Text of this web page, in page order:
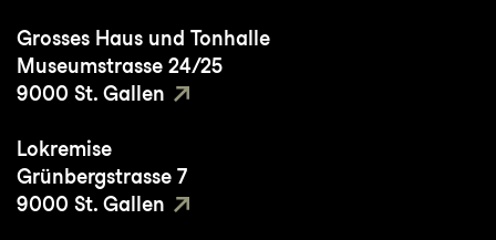
Grosses Haus und Tonhalle
Museumstrasse 24/25
9000 St. Gallen
Lokremise
Grünbergstrasse 7
9000 St. Gallen